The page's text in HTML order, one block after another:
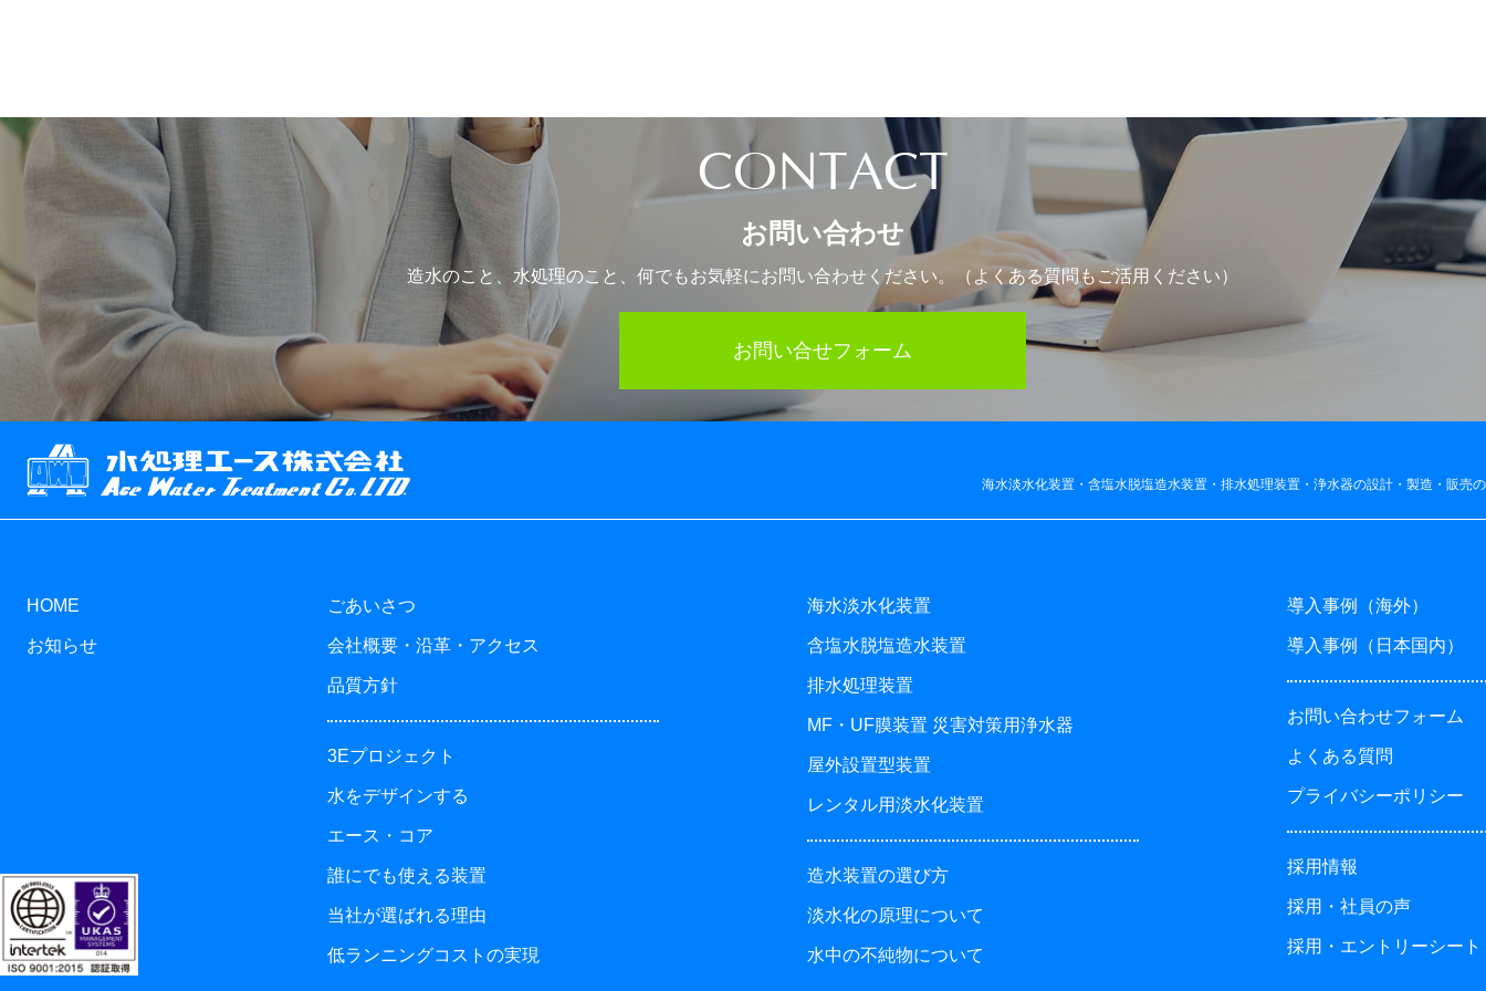
CONTACT
お問い合わせ
造水のこと、水処理のこと、 何でもお気軽にお問い合わせください。 （よくある質問もご活用ください）
お問い合せフォーム
海水淡水化装置・含塩水脱塩造水装置・排水処理装置・浄水器の設計・製造・販売
HOME
お知らせ
ごあいさつ
会社概要・沿革・アクセス
品質方針
3Eプロジェクト
水をデザインする
エース・コア
誰にでも使える装置
当社が選ばれる理由
低ランニングコストの実現
海水淡水化装置
含塩水脱塩造水装置
排水処理装置
MF・UF膜装置 災害対策用浄水器
屋外設置型装置
レンタル用淡水化装置
造水装置の選び方
淡水化の原理について
水中の不純物について
導入事例（海外）
導入事例（日本国内）
お問い合わせフォーム
よくある質問
プライバシーポリシー
採用情報
採用・社員の声
採用・エントリーシート